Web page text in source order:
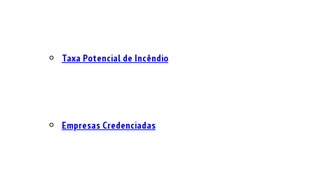
Taxa Potencial de Incêndio
Empresas Credenciadas